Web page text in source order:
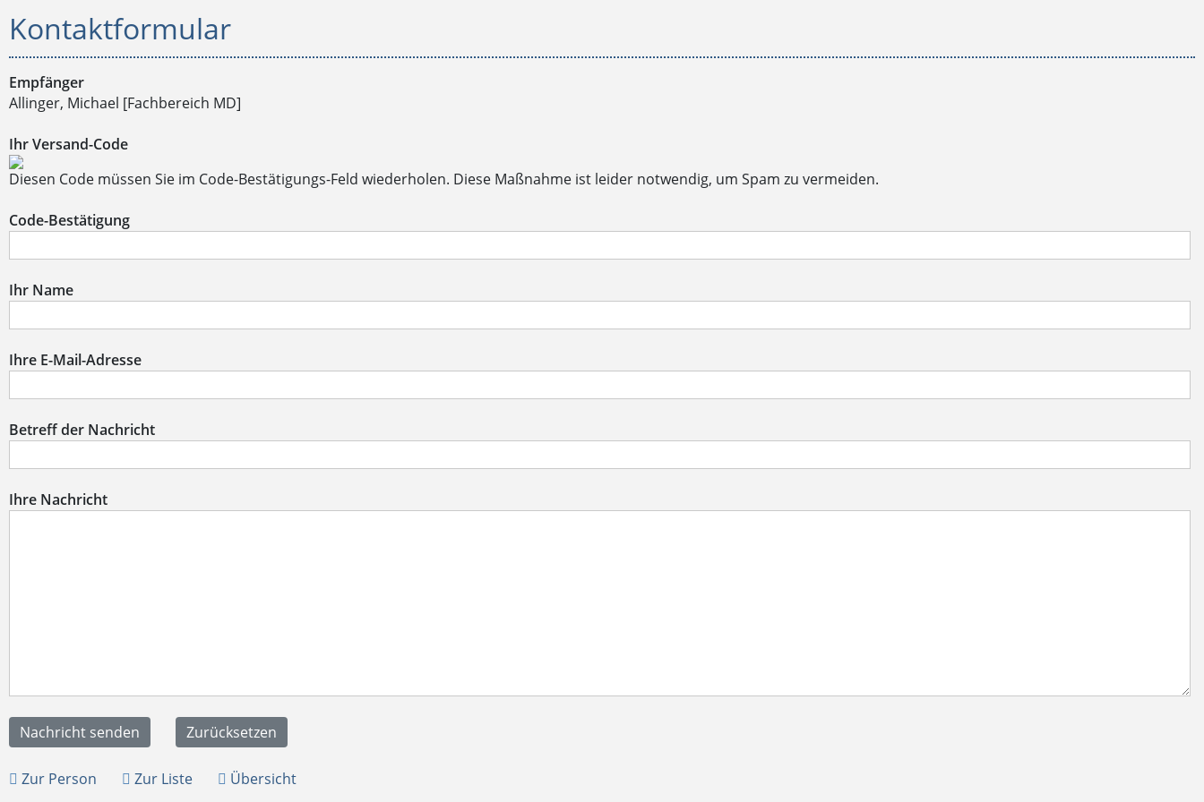
Kontaktformular
Empfänger
Allinger, Michael [Fachbereich MD]
Ihr Versand-Code
Diesen Code müssen Sie im Code-Bestätigungs-Feld wiederholen. Diese Maßnahme ist leider notwendig, um Spam zu vermeiden.
Code-Bestätigung
Ihr Name
Ihre E-Mail-Adresse
Betreff der Nachricht
Ihre Nachricht
Zur Person Zur Liste Übersicht